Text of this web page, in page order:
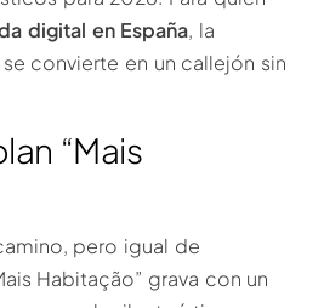
digital en España, la
convierte en un callejón sin
“Mais
pero igual de
Habitação” grava con un